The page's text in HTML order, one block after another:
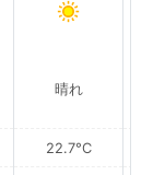
晴れ
22.7°C